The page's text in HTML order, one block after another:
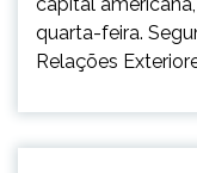
quarta-feira.
Relações